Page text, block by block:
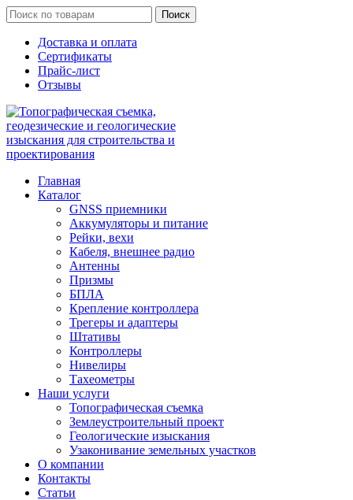
Поиск
Доставка и оплата
Сертификаты
Прайс-лист
Отзывы
Главная
Каталог
GNSS приемники
Аккумуляторы и питание
Рейки, вехи
Кабеля, внешнее радио
Антенны
Призмы
БПЛА
Крепление контроллера
Трегеры и адаптеры
Штативы
Контроллеры
Нивелиры
Тахеометры
Наши услуги
Топографическая съемка
Землеустроительный проект
Геологические изыскания
Узаконивание земельных участков
О компании
Контакты
Статьи